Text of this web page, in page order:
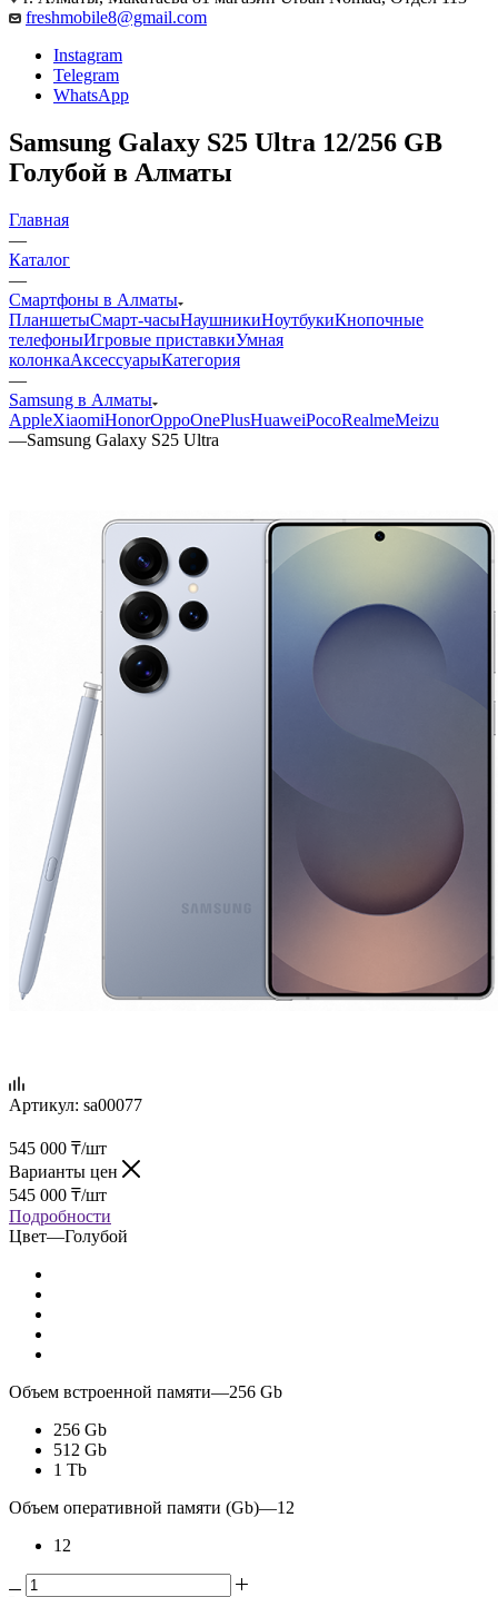
freshmobile8@gmail.com
Instagram
Telegram
WhatsApp
Samsung Galaxy S25 Ultra 12/256 GB
Голубой в Алматы
Главная
—
Каталог
—
Смартфоны в Алматы
ПланшетыСмарт-часыНаушникиНоутбукиКнопочные
телефоныИгровые приставкиУмная
колонкаАксессуарыКатегория
—
Samsung в Алматы
AppleXiaomiHonorOppoOnePlusHuaweiPocoRealmeMeizu
—Samsung Galaxy S25 Ultra
Артикул: sa00077
545 000 ₸/шт
Варианты цен
545 000 ₸/шт
Подробности
Цвет—Голубой
Объем встроенной памяти—256 Gb
256 Gb
512 Gb
1 Tb
Объем оперативной памяти (Gb)—12
12